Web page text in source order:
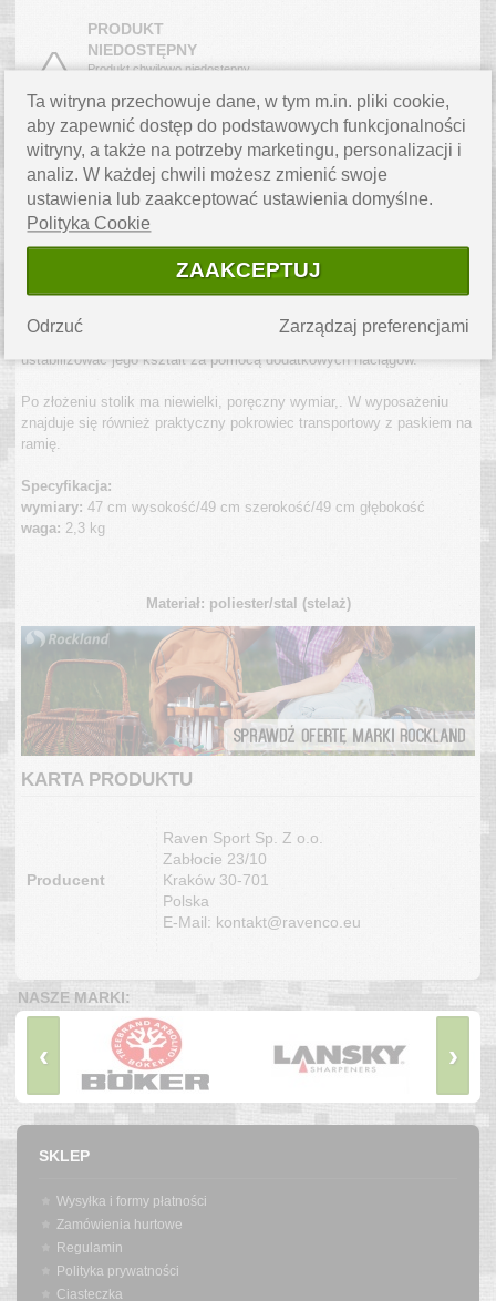
PRODUKT
NIEDOSTĘPNY
Produkt chwilowo niedostępny
›
OPIS PRODUKTU
Stolik Stone jest kontynuacją linii krzeseł turystycznych Rockland,
stanowiąc dopełnienie zestawu. Produkt idealny dla każdego
biwakowicza, docenią go także wędkarze.
Tekstylny blat z dwoma siatkowymi otworami na napoje wykonany jest
z mocnej, odpornej tkaniny w praktycznym kolorze deep green. Można
go błyskawicznie rozłożyć, bez potrzeby jakiegokolwiek montażu i
ustabilizować jego kształt za pomocą dodatkowych naciągów.
Po złożeniu stolik ma niewielki, poręczny wymiar,. W wyposażeniu
znajduje się również praktyczny pokrowiec transportowy z paskiem na
ramię.
Specyfikacja:
wymiary: 47 cm wysokość/49 cm szerokość/49 cm głębokość
waga: 2,3 kg
Materiał: poliester/stal (stelaż)
KARTA PRODUKTU
Producent
Raven Sport Sp. Z o.o.
Zabłocie 23/10
Kraków 30-701
Polska
E-Mail: kontakt@ravenco.eu
NASZE MARKI:
‹ ›
SKLEP
Wysyłka i formy płatności
Zamówienia hurtowe
Regulamin
Polityka prywatności
Ciasteczka
Ta witryna przechowuje dane, w tym m.in. pliki cookie,
aby zapewnić dostęp do podstawowych funkcjonalności
witryny, a także na potrzeby marketingu, personalizacji i
analiz. W każdej chwili możesz zmienić swoje
ustawienia lub zaakceptować ustawienia domyślne.
Polityka Cookie
ZAAKCEPTUJ
Zarządzaj preferencjami
Odrzuć